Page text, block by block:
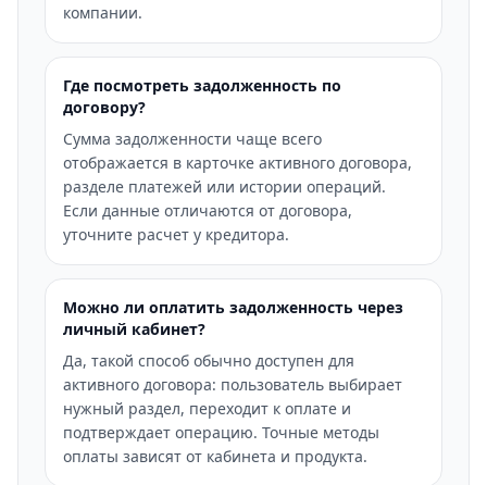
компании.
Где посмотреть задолженность по
договору?
Сумма задолженности чаще всего
отображается в карточке активного договора,
разделе платежей или истории операций.
Если данные отличаются от договора,
уточните расчет у кредитора.
Можно ли оплатить задолженность через
личный кабинет?
Да, такой способ обычно доступен для
активного договора: пользователь выбирает
нужный раздел, переходит к оплате и
подтверждает операцию. Точные методы
оплаты зависят от кабинета и продукта.